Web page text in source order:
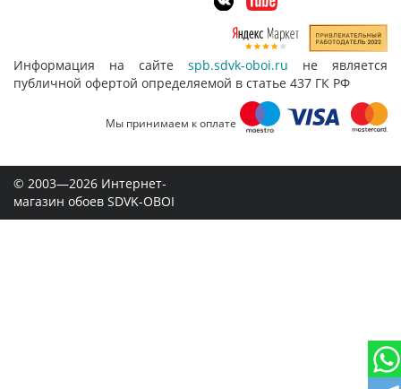
Информация на сайте spb.sdvk-oboi.ru не является
публичной офертой определяемой в статье 437 ГК РФ
Мы принимаем к оплате
© 2003—2026 Интернет-
магазин обоев SDVK-OBOI